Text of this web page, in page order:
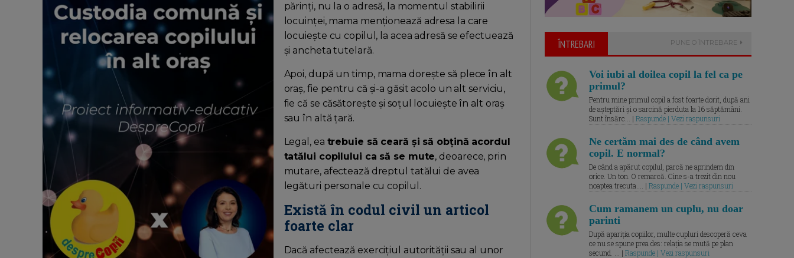
părinți, nu la o adresă, la momentul stabilirii
locuinței, mama menționează adresa la care
locuiește cu copilul, la acea adresă se efectuează
și ancheta tutelară.
Apoi, după un timp, mama dorește să plece în alt
oraș, fie pentru că și-a găsit acolo un alt serviciu,
fie că se căsătorește și soțul locuiește în alt oraș
sau în altă țară.
Legal, ea trebuie să ceară și să obțină acordul
tatălui copilului ca să se mute, deoarece, prin
mutare, afectează dreptul tatălui de avea
legături personale cu copilul.
Există în codul civil un articol
foarte clar
Dacă afectează exercițiul autorității sau al unor
ÎNTREBARI PUNE O ÎNTREBARE
Voi iubi al doilea copil la fel ca pe
primul?
Pentru mine primul copil a fost foarte dorit, după ani
de așteptări și o sarcină pierduta la 16 săptămâni.
Sunt însărc... | Raspunde | Vezi raspunsuri
Ne certăm mai des de când avem
copil. E normal?
De când a apărut copilul, parcă ne aprindem din
orice. Un ton. O remarcă. Cine s-a trezit din nou
noaptea trecuta.... | Raspunde | Vezi raspunsuri
Cum ramanem un cuplu, nu doar
parinti
După apariția copiilor, multe cupluri descoperă ceva
ce nu se spune prea des: relația se mută pe plan
secund. ... | Raspunde | Vezi raspunsuri